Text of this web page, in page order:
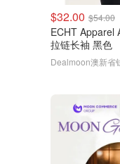
$32.00 $54.00
ECHT Apparel
拉链长袖 黑色
Dealmoon澳新省